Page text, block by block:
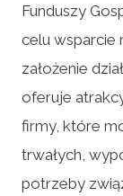
Funduszy
celu wsparcie
założenie
oferuje
firmy, które
trwałych,
potrzeby